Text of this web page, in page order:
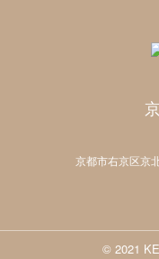
京都市右京区京
© 2021